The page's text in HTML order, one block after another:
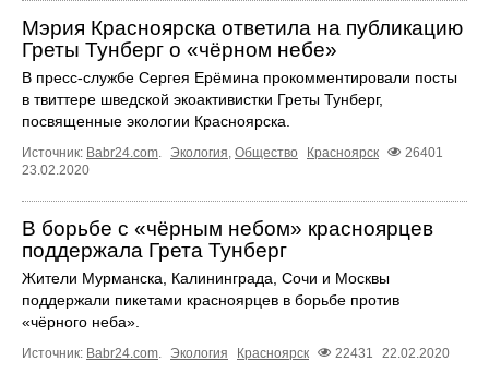
Мэрия Красноярска ответила на публикацию
Греты Тунберг о «чёрном небе»
В пресс-службе Сергея Ерёмина прокомментировали посты
в твиттере шведской экоактивистки Греты Тунберг,
посвященные экологии Красноярска.
Источник: Babr24.com. Экология, Общество Красноярск
26401
23.02.2020
В борьбе с «чёрным небом» красноярцев
поддержала Грета Тунберг
Жители Мурманска, Калининграда, Сочи и Москвы
поддержали пикетами красноярцев в борьбе против
«чёрного неба».
Источник: Babr24.com. Экология Красноярск 22431 22.02.2020